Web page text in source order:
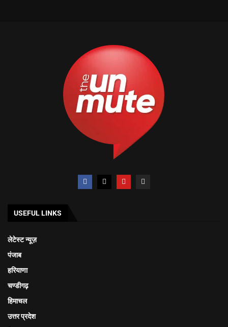
USEFUL LINKS
लेटेस्ट न्यूज़
पंजाब
हरियाणा
चण्डीगढ़
हिमाचल
उत्तर प्रदेश